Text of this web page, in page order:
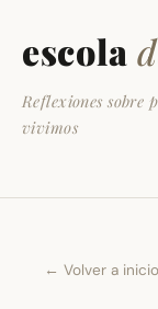
escola
Reflexiones sobre
vivimos
← Volver a inicio